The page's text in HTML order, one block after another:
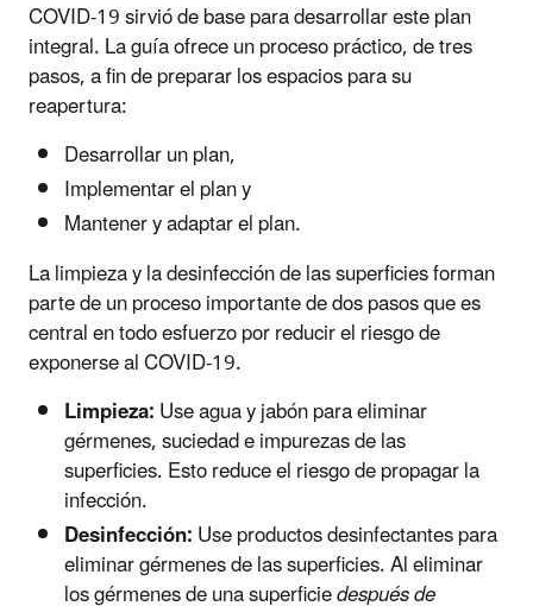
COVID-19 sirvió de base para desarrollar este plan
integral. La guía ofrece un proceso práctico, de tres
pasos, a fin de preparar los espacios para su
reapertura:
Desarrollar un plan,
Implementar el plan y
Mantener y adaptar el plan.
La limpieza y la desinfección de las superficies forman
parte de un proceso importante de dos pasos que es
central en todo esfuerzo por reducir el riesgo de
exponerse al COVID-19.
Limpieza:Use agua y jabón para eliminar
gérmenes, suciedad e impurezas de las
superficies. Esto reduce el riesgo de propagar la
infección.
Desinfección:Use productos desinfectantes para
eliminar gérmenes de las superficies. Al eliminar
los gérmenes de una superficiedespués de